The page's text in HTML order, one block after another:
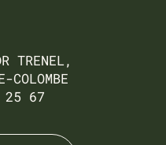
TRENEL,
67